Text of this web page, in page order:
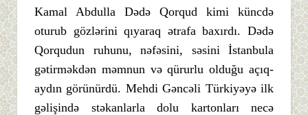
Kamal Abdulla Dədə Qorqud kimi küncdə
oturub gözlərini qıyaraq ətrafa baxırdı. Dədə
Qorqudun ruhunu, nəfəsini, səsini İstanbula
gətirməkdən məmnun və qürurlu olduğu açıq-
aydın görünürdü. Mehdi Gəncəli Türkiyəyə ilk
gəlişində stəkanlarla dolu kartonları necə